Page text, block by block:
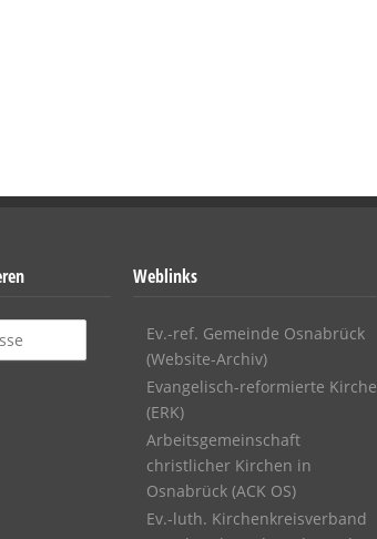
Weblinks
Ev.-ref. Gemeinde Osnabrück
(Website-Archiv)
Evangelisch-reformierte Kirche
(ERK)
Arbeitsgemeinschaft
christlicher Kirchen in
Osnabrück (ACK OS)
Ev.-luth. Kirchenkreisverband